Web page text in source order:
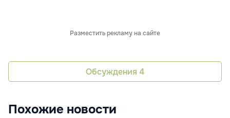
Разместить рекламу на сайте
Обсуждения 4
Похожие новости